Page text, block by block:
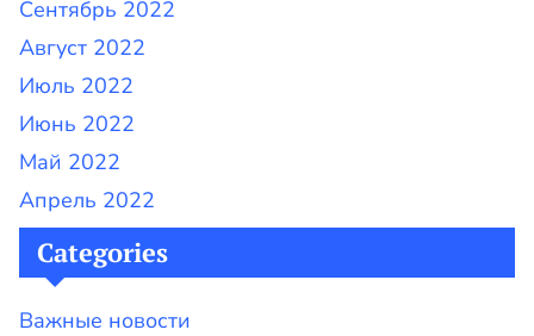
Сентябрь 2022
Август 2022
Июль 2022
Июнь 2022
Май 2022
Апрель 2022
Categories
Важные новости